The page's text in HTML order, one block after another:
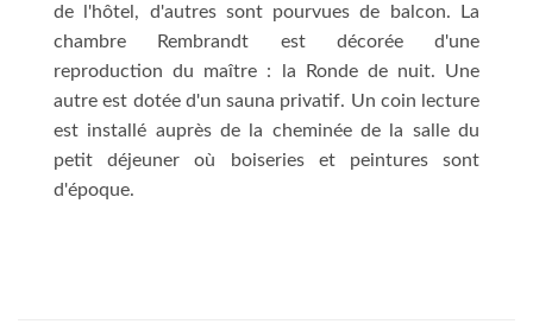
de l'hôtel, d'autres sont pourvues de balcon. La
chambre Rembrandt est décorée d'une
reproduction du maître : la Ronde de nuit. Une
autre est dotée d'un sauna privatif. Un coin lecture
est installé auprès de la cheminée de la salle du
petit déjeuner où boiseries et peintures sont
d'époque.